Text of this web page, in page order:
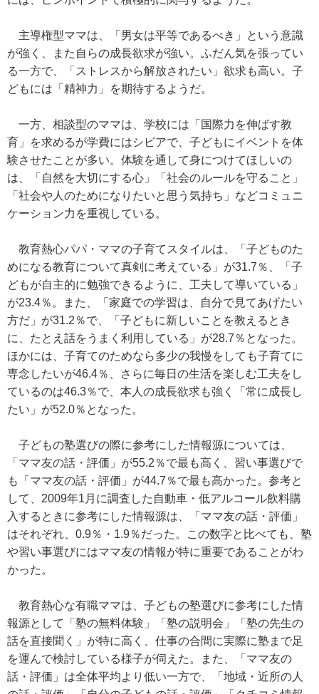
主導権型ママは、「男女は平等であるべき」という意識
が強く、また自らの成長欲求が強い。ふだん気を張ってい
る一方で、「ストレスから解放されたい」欲求も高い。子
どもには「精神力」を期待するようだ。
一方、相談型のママは、学校には「国際力を伸ばす教
育」を求めるが学費にはシビアで、子どもにイベントを体
験させたことが多い。体験を通して身につけてほしいの
は、「自然を大切にする心」「社会のルールを守ること」
「社会や人のためになりたいと思う気持ち」などコミュニ
ケーション力を重視している。
教育熱心パパ・ママの子育てスタイルは、「子どものた
めになる教育について真剣に考えている」が31.7％、「子
どもが自主的に勉強できるように、工夫して導いている」
が23.4％。また、「家庭での学習は、自分で見てあげたい
方だ」が31.2％で、「子どもに新しいことを教えるとき
に、たとえ話をうまく利用している」が28.7％となった。
ほかには、子育てのためなら多少の我慢をしても子育てに
専念したいが46.4％、さらに毎日の生活を楽しむ工夫をし
ているのは46.3％で、本人の成長欲求も強く「常に成長し
たい」が52.0％となった。
子どもの塾選びの際に参考にした情報源については、
「ママ友の話・評価」が55.2％で最も高く、習い事選びで
も「ママ友の話・評価」が44.7％で最も高かった。参考と
して、2009年1月に調査した自動車・低アルコール飲料購
入するときに参考にした情報源は、「ママ友の話・評価」
はそれぞれ、0.9％・1.9％だった。この数字と比べても、塾
や習い事選びにはママ友の情報が特に重要であることがわ
かった。
教育熱心な有職ママは、子どもの塾選びに参考にした情
報源として「塾の無料体験」「塾の説明会」「塾の先生の
話を直接聞く」が特に高く、仕事の合間に実際に塾まで足
を運んで検討している様子が伺えた。また、「ママ友の
話・評価」は全体平均より低い一方で、「地域・近所の人